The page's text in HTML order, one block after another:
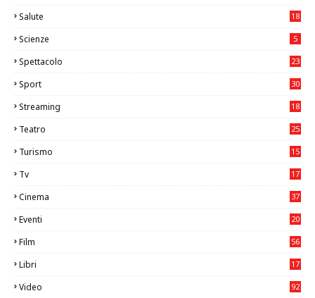
Salute
18
Scienze 5
Spettacolo 23
Sport
30
Streaming 18
Teatro
25
Turismo
15
Tv
17
Cinema
37
Eventi
20
Film
56
Libri
17
Video
92